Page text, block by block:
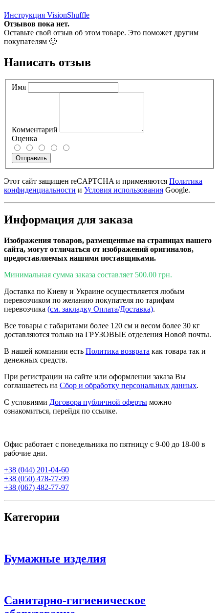
Инструкция VisionShuffle
Отзывов пока нет.
Оставьте свой отзыв об этом товаре. Это поможет другим
покупателям 🙂
Написать отзыв
Имя
Комментарий
Оценка
Отправить
Этот сайт защищен reCAPTCHA и применяются Политика
конфиденциальности и Условия использования Google.
Информация для заказа
Изображения товаров, размещенные на страницах нашего
сайта, могут отличаться от изображений оригиналов,
предоставляемых нашими поставщиками.
Минимальная сумма заказа составляет 500.00 грн.
Доставка по Киеву и Украине осуществляется любым
перевозчиком по желанию покупателя по тарифам
перевозчика (см. закладку Оплата/Доставка).
Все товары с габаритами более 120 см и весом более 30 кг
доставляются только на ГРУЗОВЫЕ отделения Новой почты.
В нашей компании есть Политика возврата как товара так и
денежных средств.
При регистрации на сайте или оформлении заказа Вы
соглашаетесь на Сбор и обработку персональных данных.
С условиями Договора публичной оферты можно
ознакомиться, перейдя по ссылке.
Офис работает с понедельника по пятницу с 9-00 до 18-00 в
рабочие дни.
+38 (044) 201-04-60
+38 (050) 478-77-99
+38 (067) 482-77-97
Категории
Бумажные изделия
Санитарно-гигиеническое